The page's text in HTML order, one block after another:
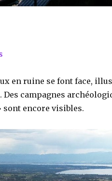
en ruine se font face,
Des campagnes
sont encore visibles.